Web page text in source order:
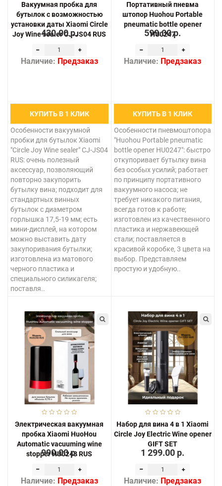
Вакуумная пробка для
бутылок c возможностью
установки даты Xiaomi Circle
Joy Wine sealer CJ-JS04 RUS
430.00 р.
Наличие: Предзаказ
КУПИТЬ В 1 КЛИК
Особенности вакуумной
пробки для бутылок Xiaomi
"Circle Joy Wine sealer" CJ-JS04
RUS: очень полезный
аксессуар, позволяющий
повторно закупорить
бутылку вина; подходит для
стандартных винных
бутылок с диаметром
горлышка 17,5-19 мм; есть
мини-дисплей, на котором
можно выставить дату
закупоривания бутылки;
изготовлена из матового
черного пластика и
специального силикагеля;
поставля..
Портативный пневма
штопор Huohou Portable
pneumatic bottle opener
HU0247
599.00 р.
Наличие: Предзаказ
КУПИТЬ В 1 КЛИК
Особенности пневмоштопора
"Huohou Portable pneumatic
bottle opener HU0247": быстро
откупоривает бутылку вина
без особых усилий; работает
по принципу портативного
вакуумного насоса; не
требует никакого питания,
всегда готов к работе;
изготовлен из качественного
пластика и нержавеющей
стали; поставляется в
красивой коробке, 3 цвета на
выбор. Представляем
простую и удобную..
Электрическая вакуумная
пробка Xiaomi HuoHou
Automatic vacuuming wine
stopper HU0248 RUS
990.00 р.
Наличие: Предзаказ
Набор для вина 4 в 1 Xiaomi
Circle Joy Electric Wine opener
GIFT SET
1 299.00 р.
Наличие: Предзаказ